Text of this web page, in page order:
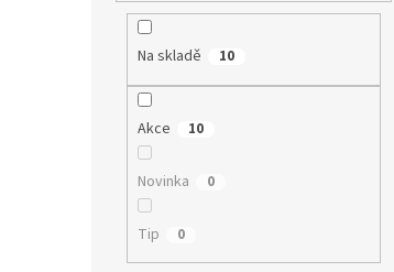
Na skladě 10
Akce 10
Novinka 0
Tip 0